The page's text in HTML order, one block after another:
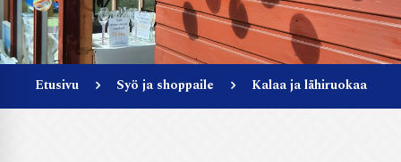
Etusivu Syö ja shoppaile Kalaa ja lähiruokaa